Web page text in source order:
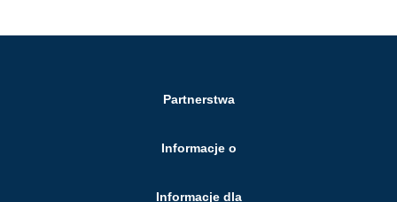
Partnerstwa
Informacje o
Informacje dla